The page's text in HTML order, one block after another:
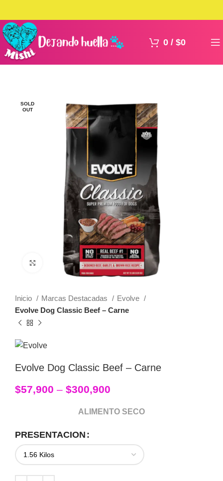
0 / $0
SOLD
OUT
Click to enlarge
Inicio Marcas Destacadas
Evolve
Evolve Dog Classic Beef – Carne
Evolve Dog Classic Beef – Carne
$57,900 – $300,900
ALIMENTO SECO
PRESENTACION